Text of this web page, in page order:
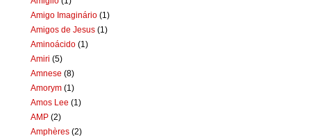
Amigo Imaginário (1)
Amigos de Jesus (1)
Aminoácido (1)
Amiri (5)
Amnese (8)
Amorym (1)
Amos Lee (1)
AMP (2)
Amphères (2)